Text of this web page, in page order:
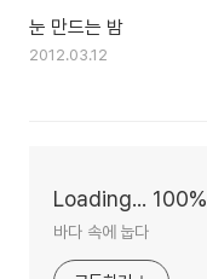
눈 만드는 밤
2012.03.12
Loading... 100%
바다 속에 눕다